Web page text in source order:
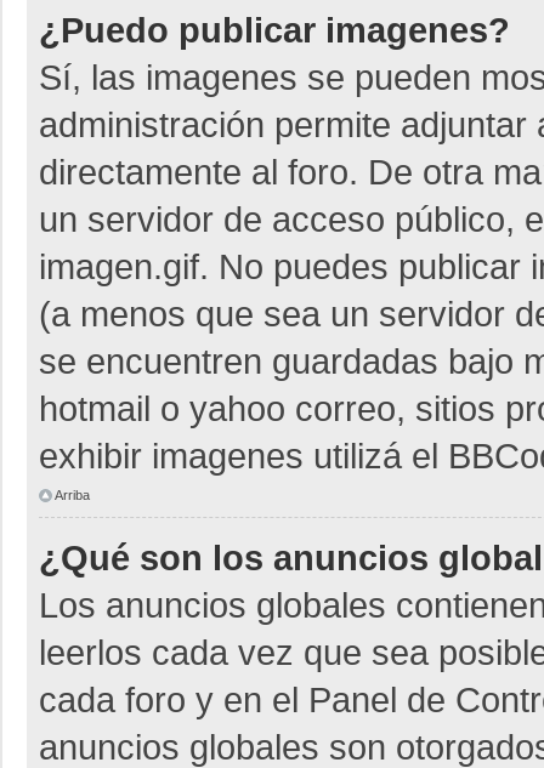
¿Puedo publicar imagenes?
Sí, las imagenes se pueden
administración permite
directamente al foro. De otra
un servidor de acceso público,
imagen.gif. No puedes publicar
(a menos que sea un servidor
se encuentren guardadas bajo
hotmail o yahoo correo, sitios
exhibir imagenes utilizá el
Arriba
¿Qué son los anuncios
Los anuncios globales
leerlos cada vez que sea
cada foro y en el Panel de
anuncios globales son